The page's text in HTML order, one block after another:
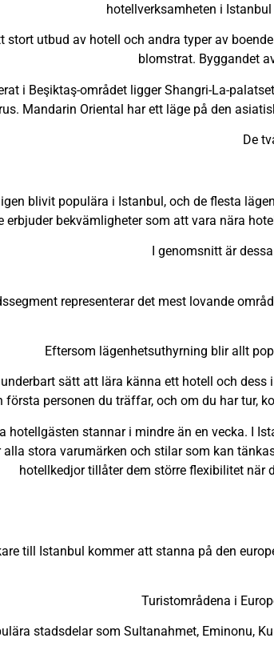
hotellverksamheten i
stort utbud av hotell och andra typer av
blomstrat. Byggandet
i Beşiktaş-området ligger Shangri-La-
Mandarin Oriental har ett läge på den
De
blivit populära i Istanbul, och de flesta
erbjuder bekvämligheter som att vara nära
I genomsnitt är
representerar det mest lovande
Eftersom lägenhetsuthyrning blir allt
sätt att lära känna ett hotell och
första personen du träffar, och om du har tur,
hotellgästen stannar i mindre än en vecka. I
alla stora varumärken och stilar som kan
hotellkedjor tillåter dem större flexibilitet när
till Istanbul kommer att stanna på den
Turistområdena i
stadsdelar som Sultanahmet, Eminonu,